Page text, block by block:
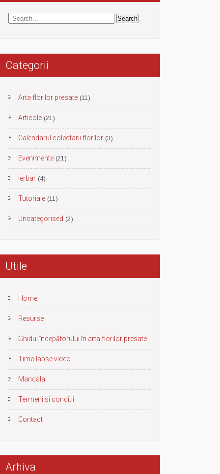
Categorii
Arta florilor presate (11)
Articole (21)
Calendarul colectarii florilor (3)
Evenimente (21)
Ierbar (4)
Tutoriale (11)
Uncategorised (2)
Utile
Home
Resurse
Ghidul începătorului în arta florilor presate
Time-lapse video
Mandala
Termeni si conditii
Contact
Arhiva